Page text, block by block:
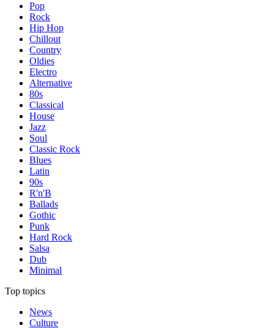
Pop
Rock
Hip Hop
Chillout
Country
Oldies
Electro
Alternative
80s
Classical
House
Jazz
Soul
Classic Rock
Blues
Latin
90s
R'n'B
Ballads
Gothic
Punk
Hard Rock
Salsa
Dub
Minimal
Top topics
News
Culture